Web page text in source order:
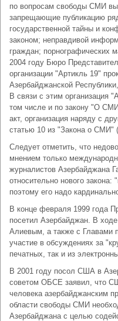
по вопросам свободы СМИ
запрещающие публикацию
государственной тайны и
законом; неправдивой
граждан; порнографических
2004 году Бюро
организации "Артикль 19"
Азербайджанской
В связи с этим организация
том числе и по закону "О
акт, организация наряду с
статью 10 из "Закона о СМИ"
Следует отметить, что
мнением только
журналистов Азербайджана
относительно нового
поэтому его надо
В конце февраля 1999 года
посетил Азербайджан. В
Алиевым, а также с Главами
участие в обсуждениях за
печатных, так и из
В 2001 году посол США в
советом ОБСЕ заявил, что
человека азербайджанским
области свободы СМИ
Азербайджана с целью